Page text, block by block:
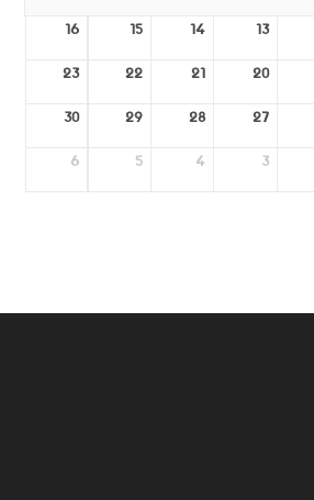
13
14
15
16
20
21
22
23
27
28
29
30
3
4
5
6